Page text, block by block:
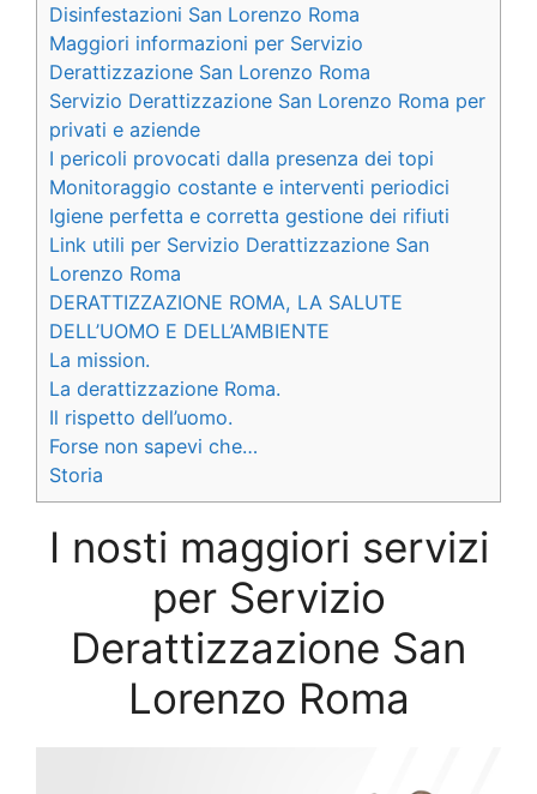
Disinfestazioni San Lorenzo Roma
Maggiori informazioni per Servizio
Derattizzazione San Lorenzo Roma
Servizio Derattizzazione San Lorenzo Roma per
privati e aziende
I pericoli provocati dalla presenza dei topi
Monitoraggio costante e interventi periodici
Igiene perfetta e corretta gestione dei rifiuti
Link utili per Servizio Derattizzazione San
Lorenzo Roma
DERATTIZZAZIONE ROMA, LA SALUTE
DELL’UOMO E DELL’AMBIENTE
La mission.
La derattizzazione Roma.
Il rispetto dell’uomo.
Forse non sapevi che…
Storia
I nosti maggiori servizi
per Servizio
Derattizzazione San
Lorenzo Roma